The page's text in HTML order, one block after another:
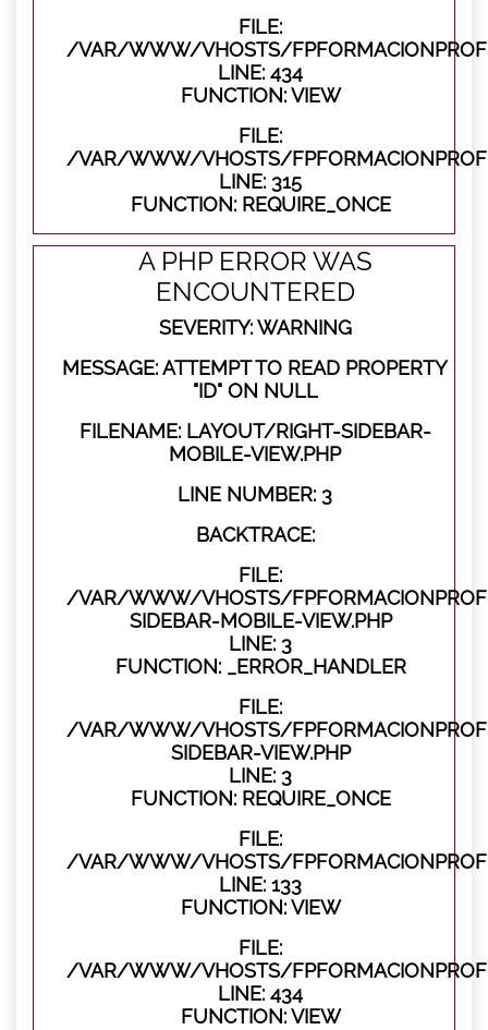
FILE:
/VAR/WWW/VHOSTS/
LINE: 434
FUNCTION: VIEW
FILE:
/VAR/WWW/VHOSTS/
LINE: 315
FUNCTION: REQUIRE_ONCE
A PHP ERROR WAS
ENCOUNTERED
SEVERITY: WARNING
MESSAGE: ATTEMPT TO READ PROPERTY
"ID" ON NULL
FILENAME: LAYOUT/RIGHT-SIDEBAR-
MOBILE-VIEW.PHP
LINE NUMBER: 3
BACKTRACE:
FILE:
/VAR/WWW/VHOSTS/
SIDEBAR-MOBILE-VIEW.PHP
LINE: 3
FUNCTION: _ERROR_HANDLER
FILE:
/VAR/WWW/VHOSTS/
SIDEBAR-VIEW.PHP
LINE: 3
FUNCTION: REQUIRE_ONCE
FILE:
/VAR/WWW/VHOSTS/
LINE: 133
FUNCTION: VIEW
FILE:
/VAR/WWW/VHOSTS/
LINE: 434
FUNCTION: VIEW